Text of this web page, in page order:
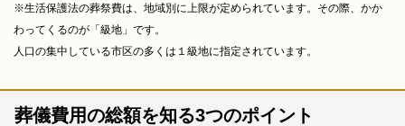
※生活保護法の葬祭費は、地域別に上限が定められています。その際、かか
わってくるのが「級地」です。
人口の集中している市区の多くは１級地に指定されています。
葬儀費用の総額を知る3つのポイント